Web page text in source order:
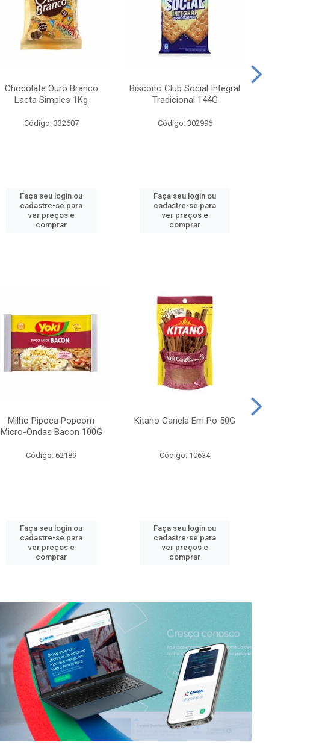
Chocolate Ouro Branco
Lacta Simples 1Kg
Código: 332607
Faça seu login ou
cadastre-se para
ver preços e
comprar
Biscoito Club Social Integral
Tradicional 144G
Código: 302996
Faça seu login ou
cadastre-se para
ver preços e
comprar
Milho Pipoca Popcorn
Micro-Ondas Bacon 100G
Código: 62189
Faça seu login ou
cadastre-se para
ver preços e
comprar
Kitano Canela Em Po 50G
Código: 10634
Faça seu login ou
cadastre-se para
ver preços e
comprar